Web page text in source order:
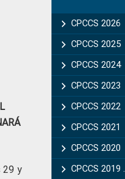
29 y
Sidebar
CPCCS 2026
CPCCS 2025
CPCCS 2024
CPCCS 2023
CPCCS 2022
CPCCS 2021
CPCCS 2020
CPCCS 2019 .